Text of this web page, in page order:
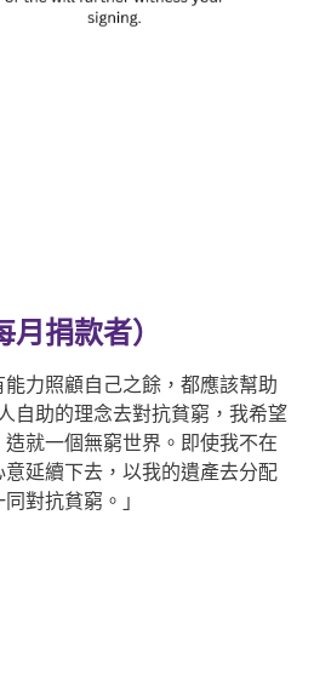
捐款者）
能力照顧自己之餘，都應該幫助
自助的理念去對抗貧窮，我希望
就一個無窮世界。即使我不在
延續下去，以我的遺產去分配
對抗貧窮。」